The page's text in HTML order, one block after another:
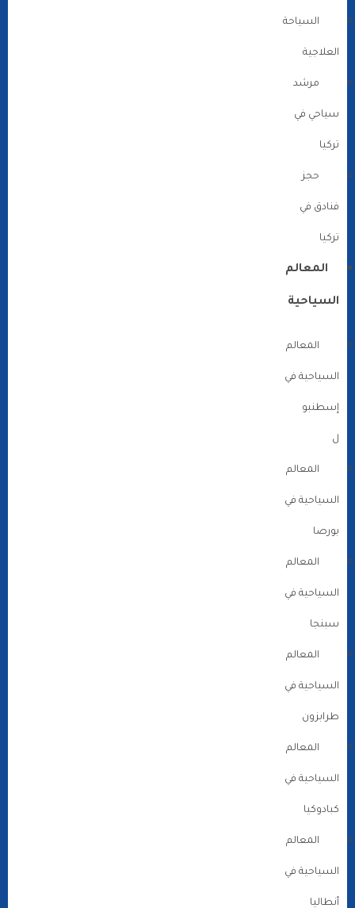
السياحة
العلاجية
مرشد
سياحي في
تركيا
حجز
فنادق في
تركيا
المعالم
السياحية
المعالم
السياحية في
إسطنبو
ل
المعالم
السياحية في
بورصا
المعالم
السياحية في
سبنجا
المعالم
السياحية في
طرابزون
المعالم
السياحية في
كبادوكيا
المعالم
السياحية في
أنطاليا